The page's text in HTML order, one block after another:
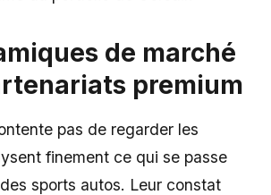
de marché
premium
pas de regarder les
finement ce qui se passe
sports autos. Leur constat